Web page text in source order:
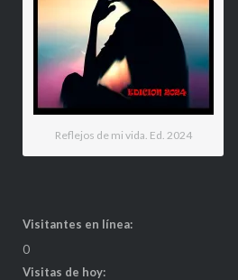
Reflejos de mi vida. Ed. 2024
Visitantes en línea:
0
Visitas de hoy: